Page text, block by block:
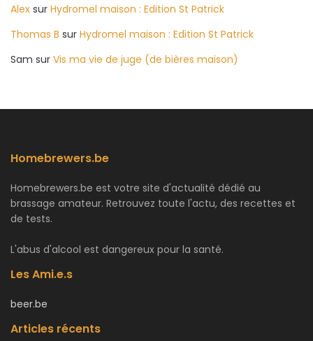
Alex sur Hydromel maison : Edition St Patrick
Thomas B sur Hydromel maison : Edition St Patrick
Sam sur Vis ma vie de juge (de bières maison)
Homebrewers.be
Homebrewers.be est votre site d'actualité dédié au
brassage amateur. Retrouvez toute l'actu, des recettes et
de tests.
L'abus d'alcool est dangereux pour la santé.
Les Ami.e.s
beer.be
Articles récents